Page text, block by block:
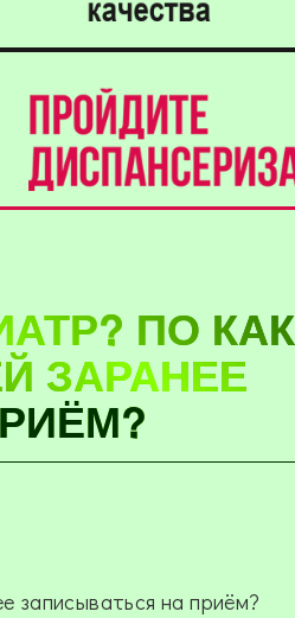
ПО
ЗАРАНЕЕ
записываться на приём?